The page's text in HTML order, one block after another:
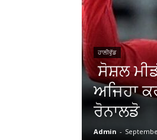
ਹਾਲੀਵੁੱਡ
ਸੋਸ਼ਲ
ਅਜਿਹਾ
ਰੋਨਾਲਡੋ
Admin -